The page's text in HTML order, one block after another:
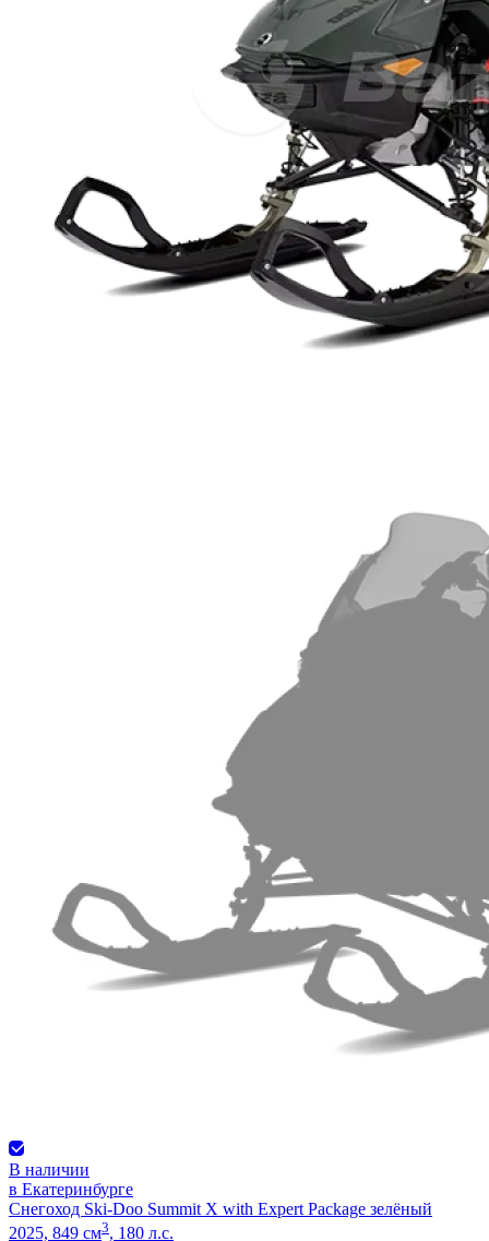
В наличии
в Екатеринбурге
Снегоход Ski-Doo Summit X with Expert Package зелёный
2025, 849 см3, 180 л.с.